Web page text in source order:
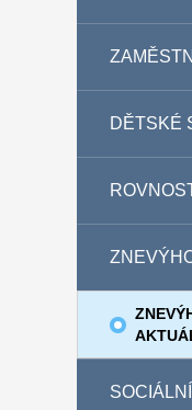
DĚTSKÉ